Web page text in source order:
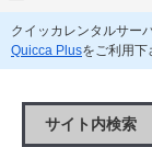
クイッカレンタルサー
Quicca Plusをご利用下
サイト内検索